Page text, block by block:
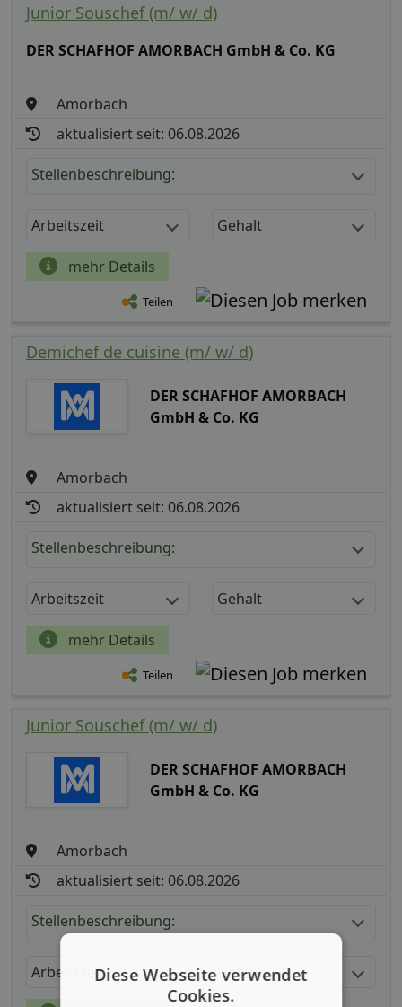
Junior Souschef (m/ w/ d)
DER SCHAFHOF AMORBACH GmbH & Co. KG
Amorbach
aktualisiert seit: 06.08.2026
Stellenbeschreibung:
Arbeitszeit Gehalt
mehr Details
Teilen
Demichef de cuisine (m/ w/ d)
DER SCHAFHOF AMORBACH
GmbH & Co. KG
Amorbach
aktualisiert seit: 06.08.2026
Stellenbeschreibung:
Arbeitszeit Gehalt
mehr Details
Teilen
Junior Souschef (m/ w/ d)
DER SCHAFHOF AMORBACH
GmbH & Co. KG
Amorbach
aktualisiert seit: 06.08.2026
Stellenbeschreibung:
Arbeitszeit Gehalt
Diese Webseite verwendet
Cookies.